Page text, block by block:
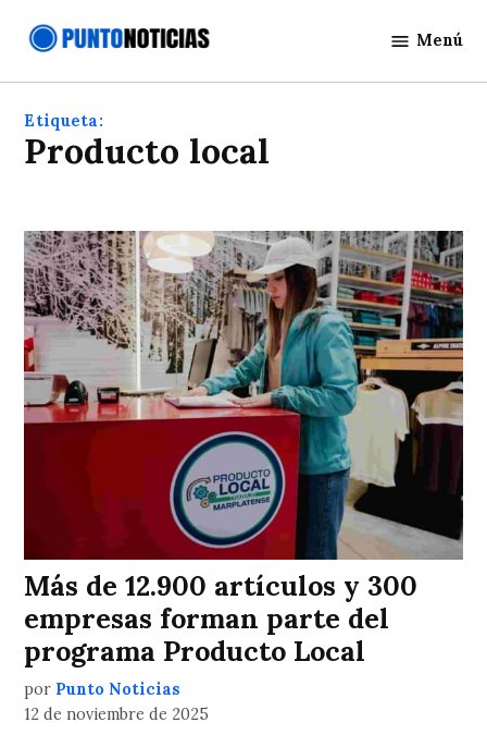
Noticias
Menú
Etiqueta:
Producto local
Más de 12.900 artículos y 300
empresas forman parte del
programa Producto Local
por Punto Noticias
12 de noviembre de 2025